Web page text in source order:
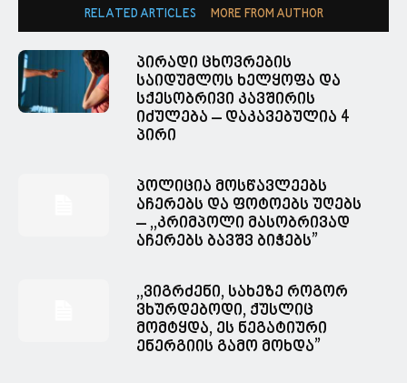
RELATED ARTICLES MORE FROM AUTHOR
პირადი ცხოვრების
საიდუმლოს ხელყოფა და
სქესობრივი კავშირის
იძულება – დაკავებულია 4
პირი
პოლიცია მოსწავლეებს
აჩერებს და ფოტოებს უღებს
– ,,კრიმპოლი მასობრივად
აჩერებს ბავშვ ბიჭებს”
,,ვიგრძენი, სახეზე როგორ
ვხურდებოდი, ქუსლიც
მომტყდა, ეს ნეგატიური
ენერგიის გამო მოხდა”